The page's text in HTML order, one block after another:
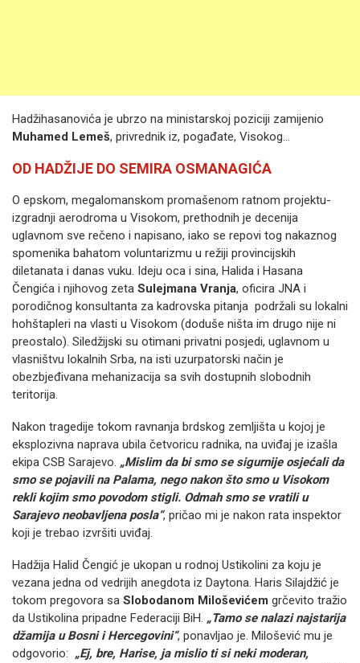
Hadžihasanovića je ubrzo na ministarskoj poziciji zamijenio
Muhamed Lemeš, privrednik iz, pogađate, Visokog…
OD HADŽIJE DO SEMIRA OSMANAGIĆA
O epskom, megalomanskom promašenom ratnom projektu-
izgradnji aerodroma u Visokom, prethodnih je decenija
uglavnom sve rečeno i napisano, iako se repovi tog nakaznog
spomenika bahatom voluntarizmu u režiji provincijskih
diletanata i danas vuku. Ideju oca i sina, Halida i Hasana
Čengića i njihovog zeta Sulejmana Vranja, oficira JNA i
porodičnog konsultanta za kadrovska pitanja podržali su lokalni
hohštapleri na vlasti u Visokom (doduše ništa im drugo nije ni
preostalo). Siledžijski su otimani privatni posjedi, uglavnom u
vlasništvu lokalnih Srba, na isti uzurpatorski način je
obezbjeđivana mehanizacija sa svih dostupnih slobodnih
teritorija.
Nakon tragedije tokom ravnanja brdskog zemljišta u kojoj je
eksplozivna naprava ubila četvoricu radnika, na uviđaj je izašla
ekipa CSB Sarajevo. „Mislim da bi smo se sigurnije osjećali da
smo se pojavili na Palama, nego nakon što smo u Visokom
rekli kojim smo povodom stigli. Odmah smo se vratili u
Sarajevo neobavljena posla“, pričao mi je nakon rata inspektor
koji je trebao izvršiti uviđaj.
Hadžija Halid Čengić je ukopan u rodnoj Ustikolini za koju je
vezana jedna od vedrijih anegdota iz Daytona. Haris Silajdžić je
tokom pregovora sa Slobodanom Miloševićem grčevito tražio
da Ustikolina pripadne Federaciji BiH. „Tamo se nalazi najstarija
džamija u Bosni i Hercegovini“, ponavljao je. Milošević mu je
odgovorio: „Ej, bre, Harise, ja mislio ti si neki moderan,